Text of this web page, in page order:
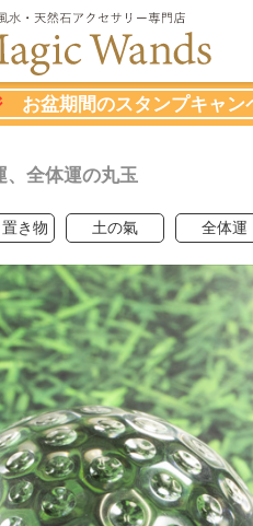
お盆期間のスタンプキャン
、全体運の丸玉
き物 土の氣 全体運